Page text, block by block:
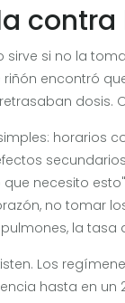
sirve si no la
encontró
dosis.
horarios
necesito
no tomar
la tasa
Los
hasta en un